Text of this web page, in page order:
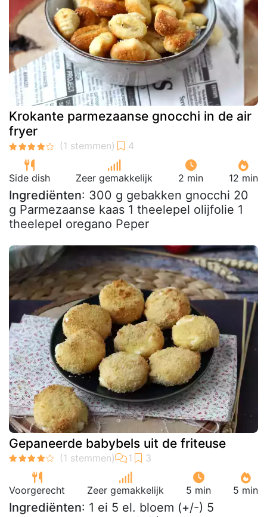
Krokante parmezaanse gnocchi in de air
fryer
Side dish Zeer gemakkelijk 2 min 12 min
Ingrediënten: 300 g gebakken gnocchi 20
g Parmezaanse kaas 1 theelepel olijfolie 1
theelepel oregano Peper
Gepaneerde babybels uit de friteuse
Voorgerecht Zeer gemakkelijk 5 min 5 min
Ingrediënten: 1 ei 5 el. bloem (+/-) 5